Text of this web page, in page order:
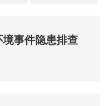
事件隐患排查